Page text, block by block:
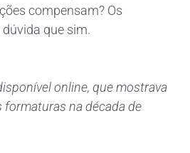
compensam? Os
que sim.
online, que mostrava
na década de